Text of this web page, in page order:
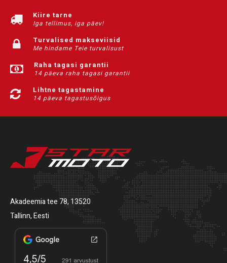
Kiire tarne
Iga tellimus, iga päev!
Turvalised makseviisid
Me hindame Teie turvalisust
Raha tagasi garantii
14 päeva raha tagasi garantii
Lihtne tagastamine
14 päeva tagastusõigus
Akadeemia tee 78, 13520
Tallinn, Eesti